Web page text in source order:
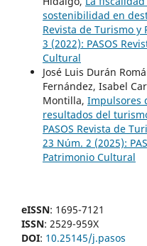
sostenibilidad en
Revista de Turismo
3 (2022): PASOS
Cultural
José Luis Durán
Fernández, Isabel
Montilla, Impulsores
resultados del
PASOS Revista de
23 Núm. 2 (2025):
Patrimonio Cultural
eISSN: 1695-7121
ISSN: 2529-959X
DOI: 10.25145/j.pasos